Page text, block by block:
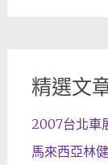
精選文
2007台北車
馬來西亞林